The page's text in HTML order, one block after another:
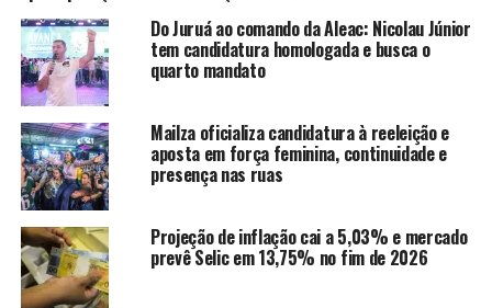
marcado para 20 a 22 de maio, no mesmo local, em
parceria com o Grupo de Pesquisa Rádio e Mídia Sonora
da Intercom. Aberto ao público, o simpósio integra as
comemorações dos 90 anos da Rádio Nacional, um dos
marcos da radiodifusão brasileira.
Na agenda do encontro da RNCP, os debates desta
segunda-feira incluem TV 3.0, inovação no rádio e fluxos
regulatórios. Na terça-feira, 19 de maio, os painéis
tratam de experiências regionais, integração de
conteúdos, cobertura das eleições de 2026, participação
social e do fechamento da agenda estratégica da rede.
Do Juruá ao comando da Aleac: Nicolau Júnior
tem candidatura homologada e busca o
quarto mandato
Mailza oficializa candidatura à reeleição e
aposta em força feminina, continuidade e
presença nas ruas
Projeção de inflação cai a 5,03% e mercado
prevê Selic em 13,75% no fim de 2026